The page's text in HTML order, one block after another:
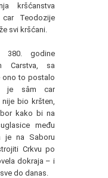
kršćanstva
Teodozije
svi kršćani.
380. godine
Carstva, sa
ono to postalo
je sâm car
bio kršten,
kako bi na
među
je na Saboru
Crkvu po
dokraja – i
do danas.